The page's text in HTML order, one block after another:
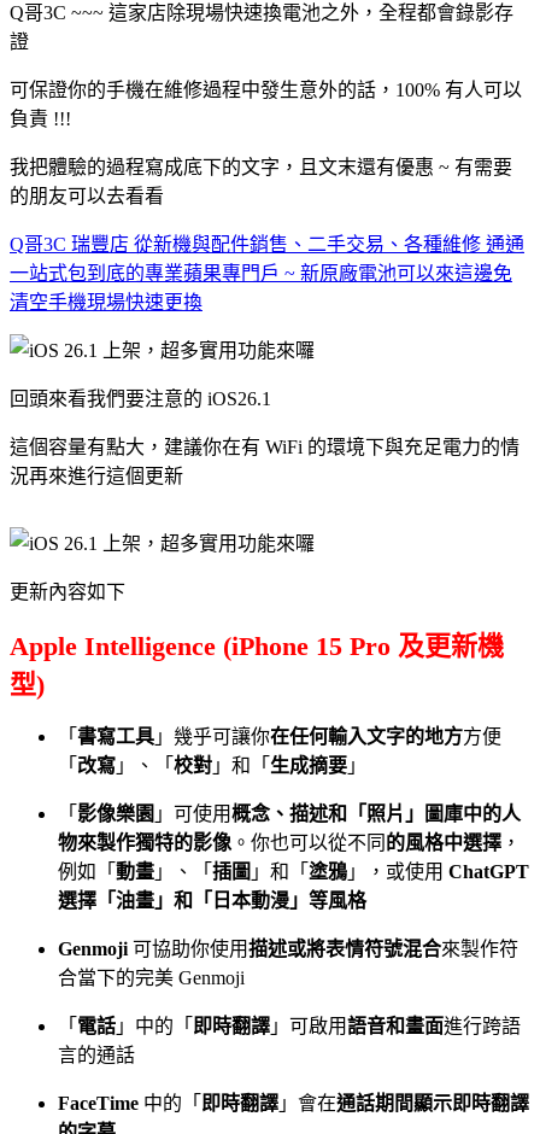
Q哥3C ~~~ 這家店除現場快速換電池之外，全程都會錄影存
證
可保證你的手機在維修過程中發生意外的話，100% 有人可以
負責 !!!
我把體驗的過程寫成底下的文字，且文末還有優惠 ~ 有需要
的朋友可以去看看
Q哥3C 瑞豐店 從新機與配件銷售、二手交易、各種維修 通通
一站式包到底的專業蘋果專門戶 ~ 新原廠電池可以來這邊免
清空手機現場快速更換
回頭來看我們要注意的 iOS26.1
這個容量有點大，建議你在有 WiFi 的環境下與充足電力的情
況再來進行這個更新
更新內容如下
Apple Intelligence (iPhone 15 Pro 及更新機
型)
「 書寫工具 」幾乎可讓你在任何輸入文字的地方方便
「 改寫 」、「 校對 」和「 生成摘要 」
「 影像樂園 」可使用概念、描述和「照片」圖庫中的人
物來製作獨特的影像 。你也可以從不同 的風格中選擇 ，
例如「 動畫 」、「 插圖 」和「 塗鴉 」，或使用 ChatGPT
選擇「油畫」和「日本動漫」等風格
Genmoji 可協助你使用描述或將表情符號混合來製作符
合當下的完美 Genmoji
「 電話 」中的「 即時翻譯 」可啟用語音和畫面進行跨語
言的通話
FaceTime 中的「 即時翻譯 」會在通話期間顯示即時翻譯